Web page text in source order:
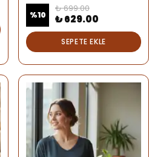
%10
₺ 699.00
₺ 629.00
SEPETE EKLE